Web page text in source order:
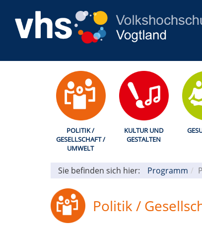
POLITIK /
GESELLSCHAFT /
UMWELT
KULTUR UND
GESTALTEN
Sie befinden sich hier: Programm
Politik /